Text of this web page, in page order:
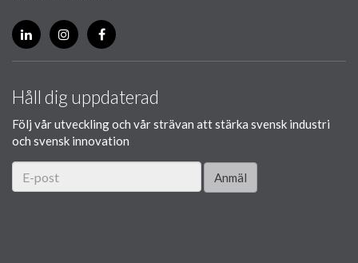
Håll dig uppdaterad
Följ vår utveckling och vår strävan att stärka svensk industri
och svensk innovation
Anmäl